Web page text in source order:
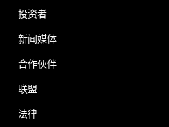
投资者
新闻媒体
合作伙伴
联盟
法律